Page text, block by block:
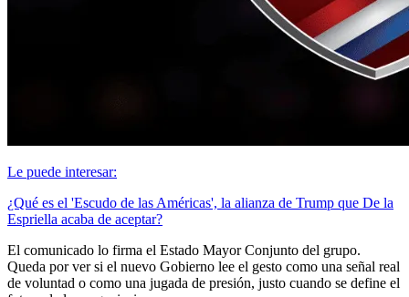
Le puede interesar:
¿Qué es el 'Escudo de las Américas', la alianza de Trump que De la
Espriella acaba de aceptar?
El comunicado lo firma el Estado Mayor Conjunto del grupo.
Queda por ver si el nuevo Gobierno lee el gesto como una señal real
de voluntad o como una jugada de presión, justo cuando se define el